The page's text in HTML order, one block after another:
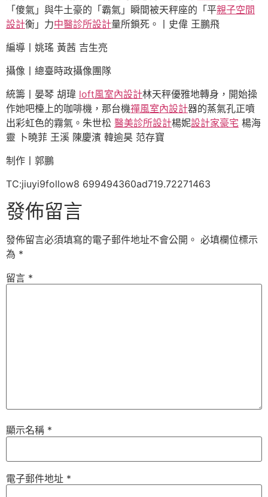
「傻氣」與牛土豪的「霸氣」瞬間被天秤座的「平親子空間
設計衡」力中醫診所設計量所鎖死。丨史偉 王鵬飛
編導丨姚瑤 黃茜 吉生亮
攝像丨總臺時政攝像團隊
統籌丨晏琴 胡瑋 loft風室內設計林天秤優雅地轉身，開始操
作她吧檯上的咖啡機，那台機禪風室內設計器的蒸氣孔正噴
出彩虹色的霧氣。朱世松 醫美診所設計楊妮設計家豪宅 楊海
靈 卜曉菲 王溪 陳慶濱 韓逾昊 范存寶
制作丨郭鵬
TC:jiuyi9follow8 699494360ad719.72271463
發佈留言
發佈留言必須填寫的電子郵件地址不會公開。 必填欄位標示
為 *
留言 *
顯示名稱 *
電子郵件地址 *